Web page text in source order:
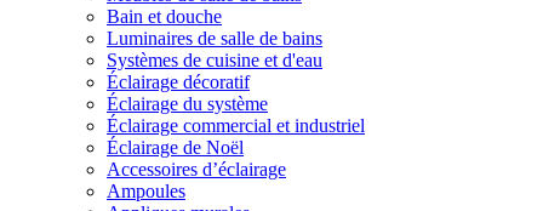
Bain et douche
Luminaires de salle de bains
Systèmes de cuisine et d'eau
Éclairage décoratif
Éclairage du système
Éclairage commercial et industriel
Éclairage de Noël
Accessoires d’éclairage
Ampoules